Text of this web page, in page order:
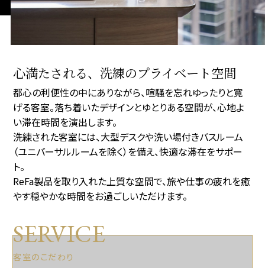
心満たされる、洗練のプライベート空間
都心の利便性の中にありながら、喧騒を忘れゆったりと寛
げる客室。落ち着いたデザインとゆとりある空間が、心地よ
い滞在時間を演出します。
洗練された客室には、大型デスクや洗い場付きバスルーム
（ユニバーサルルームを除く）を備え、快適な滞在をサポー
ト。
ReFa製品を取り入れた上質な空間で、旅や仕事の疲れを癒
やす穏やかな時間をお過ごしいただけます。
SERVICE
客室のこだわり